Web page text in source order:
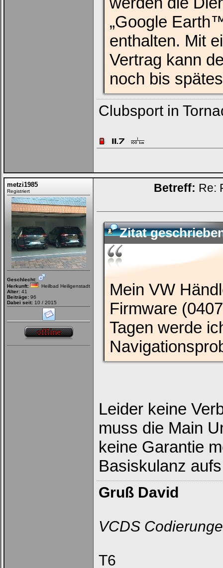
„Google
enthalten. Mit
Vertrag kann
noch bis
Clubsport in
metzi1985
Registriert
Geschlecht:
Herkunft:
Heilbad Heiligenstadt
Alter: 41
Beiträge: 96
Dabei seit: 10 / 2015
Betreff: Re:
Zitat
Mein VW
Firmware
Tagen werde
Leider keine
muss die Main
keine Garantie
Basiskulanz
Gruß David
VCDS
T6